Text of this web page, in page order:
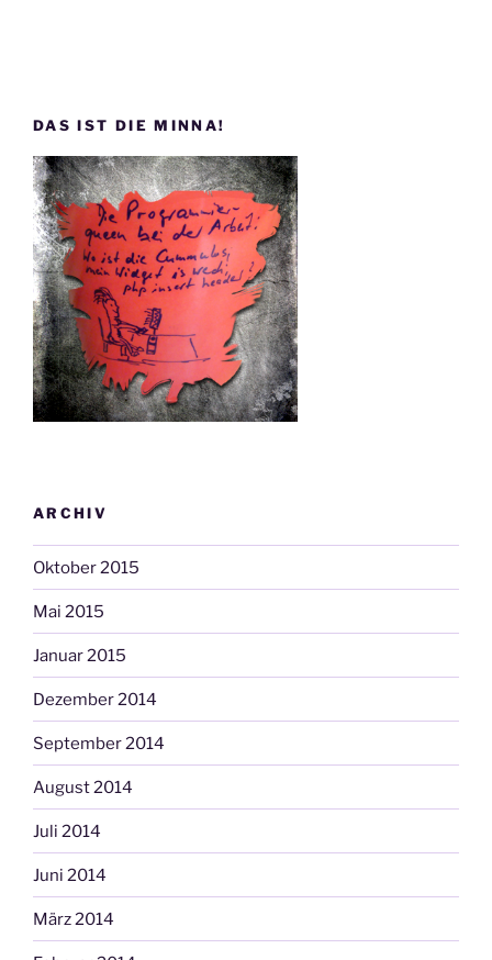
DAS IST DIE MINNA!
ARCHIV
Oktober 2015
Mai 2015
Januar 2015
Dezember 2014
September 2014
August 2014
Juli 2014
Juni 2014
März 2014